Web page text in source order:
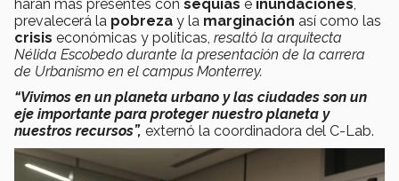
harán más presentes con sequías e inundaciones
prevalecerá la pobreza y la marginación así como las
crisis económicas y políticas, resaltó la arquitecta
Nélida Escobedo durante la presentación de la carrera
de Urbanismo en el campus Monterrey.
“Vivimos en un planeta urbano y las ciudades son un
eje importante para proteger nuestro planeta y
nuestros recursos”, externó la coordinadora del C-Lab.